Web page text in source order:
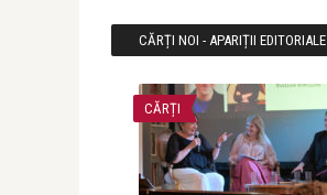
CĂRȚI NOI - APARIȚII EDITORIALE
CĂRȚI